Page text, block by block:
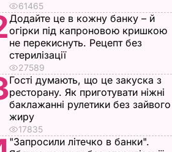
61465
Додайте це в кожну банку – й
огірки під капроновою кришкою
не перекиснуть. Рецепт без
стерилізації
27589
Гості думають, що це закуска з
ресторану. Як приготувати ніжні
баклажанні рулетики без зайвого
жиру
17835
"Запросили літечко в банки".